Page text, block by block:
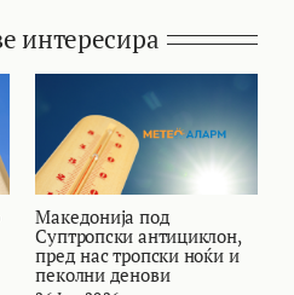
интересира
Македонија под
Суптропски антициклон,
пред нас тропски ноќи и
пеколни денови